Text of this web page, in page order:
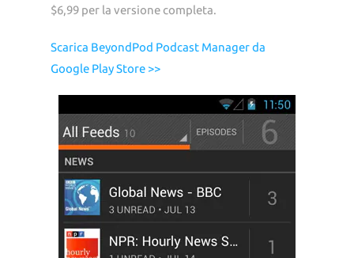
$6,99 per la versione completa.
Scarica BeyondPod Podcast Manager da
Google Play Store >>